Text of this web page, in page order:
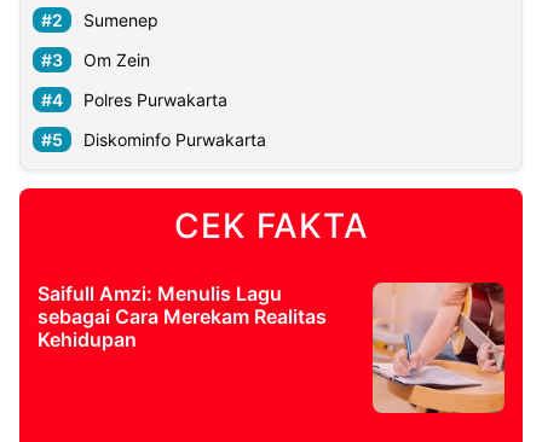
Sumenep
Om Zein
Polres Purwakarta
Diskominfo Purwakarta
CEK FAKTA
Saifull Amzi: Menulis Lagu
sebagai Cara Merekam Realitas
Kehidupan